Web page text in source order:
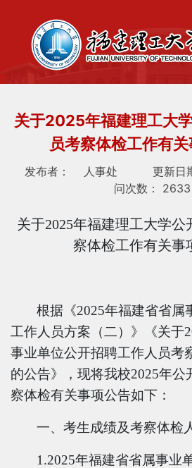
关于2025年福建理工大
员考察体检工作有
发布者： 人事处 更新日
问次数： 2633
关于2025年福建理工大学
察体检工作有关事
根据《2025年福建省省属
工作人员方案（二）》《关于
事业单位公开招聘工作人员考
的公告》，现将我校2025年公
察体检有关事项公告如下：
一、考生成绩及考察体检
1.2025年福建省省属事业